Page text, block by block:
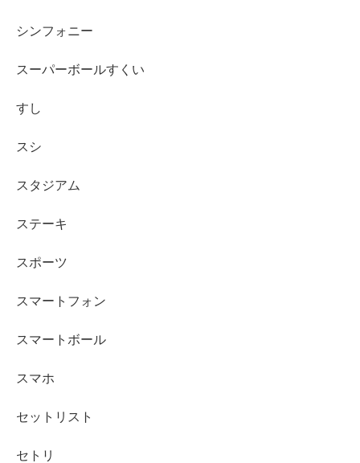
シンフォニー
スーパーボールすくい
すし
スシ
スタジアム
ステーキ
スポーツ
スマートフォン
スマートボール
スマホ
セットリスト
セトリ